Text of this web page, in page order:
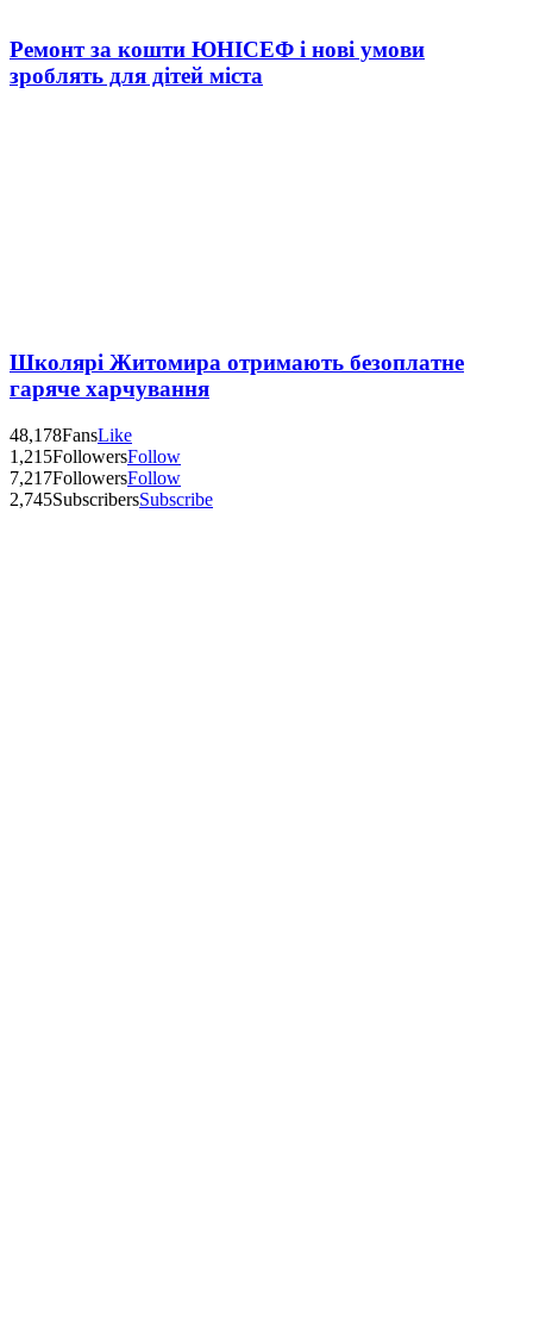
Ремонт за кошти ЮНІСЕФ і нові умови
зроблять для дітей міста
Школярі Житомира отримають безоплатне
гаряче харчування
48,178FansLike
1,215FollowersFollow
7,217FollowersFollow
2,745SubscribersSubscribe